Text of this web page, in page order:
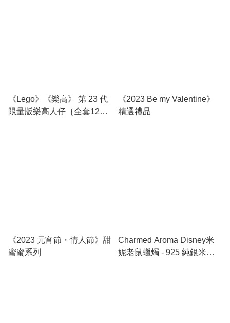
《Lego》《樂高》 第 23 代
限量版樂高人仔｛全套12
《2023 Be my Valentine》
精選禮品
《2023 元宵節・情人節》甜
蜜蜜系列
Charmed Aroma Disney米
妮老鼠蠟燭 - 925 純銀米妮